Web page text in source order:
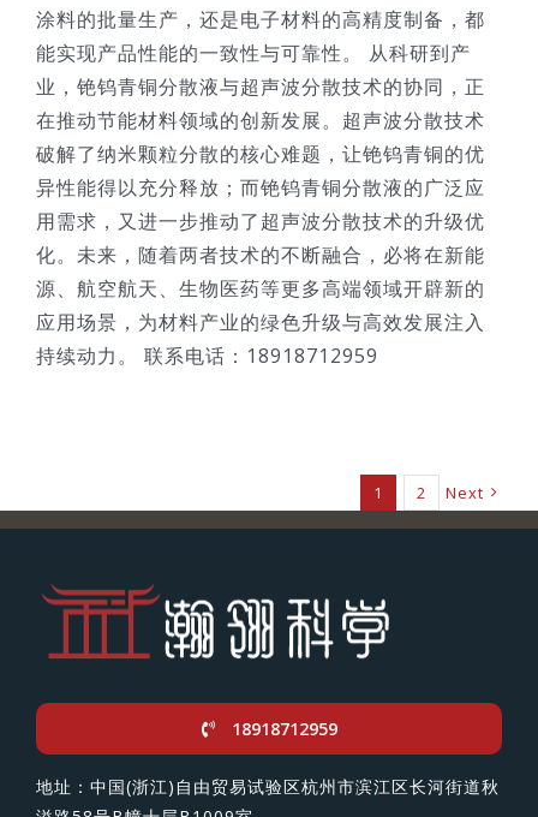
涂料的批量生产，还是电子材料的高精度制备，都
能实现产品性能的一致性与可靠性。 从科研到产
业，铯钨青铜分散液与超声波分散技术的协同，正
在推动节能材料领域的创新发展。超声波分散技术
破解了纳米颗粒分散的核心难题，让铯钨青铜的优
异性能得以充分释放；而铯钨青铜分散液的广泛应
用需求，又进一步推动了超声波分散技术的升级优
化。未来，随着两者技术的不断融合，必将在新能
源、航空航天、生物医药等更多高端领域开辟新的
应用场景，为材料产业的绿色升级与高效发展注入
持续动力。 联系电话：18918712959
1 2 Next
18918712959
地址：中国(浙江)自由贸易试验区杭州市滨江区长河街道秋